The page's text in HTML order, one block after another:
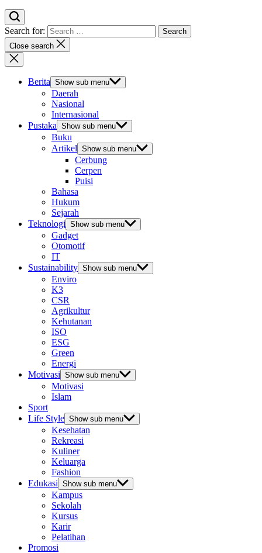
Search for:
Close search
Berita Show sub menu
Daerah
Nasional
Internasional
Pustaka Show sub menu
Buku
Artikel Show sub menu
Cerbung
Cerpen
Puisi
Bahasa
Hukum
Sejarah
Teknologi Show sub menu
Gadget
Otomotif
IT
Sustainability Show sub menu
Enviro
K3
CSR
Agrikultur
Kehutanan
ISO
ESG
Green
Energi
Motivasi Show sub menu
Motivasi
Islam
Sport
Life Style Show sub menu
Kesehatan
Rekreasi
Kuliner
Keluarga
Fashion
Edukasi Show sub menu
Kampus
Sekolah
Kursus
Karir
Pelatihan
Promosi